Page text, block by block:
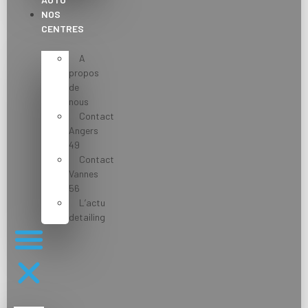
NOS
CENTRES
A
propos
de
nous
Contact
Angers
49
Contact
Vannes
56
L’actu
detailing